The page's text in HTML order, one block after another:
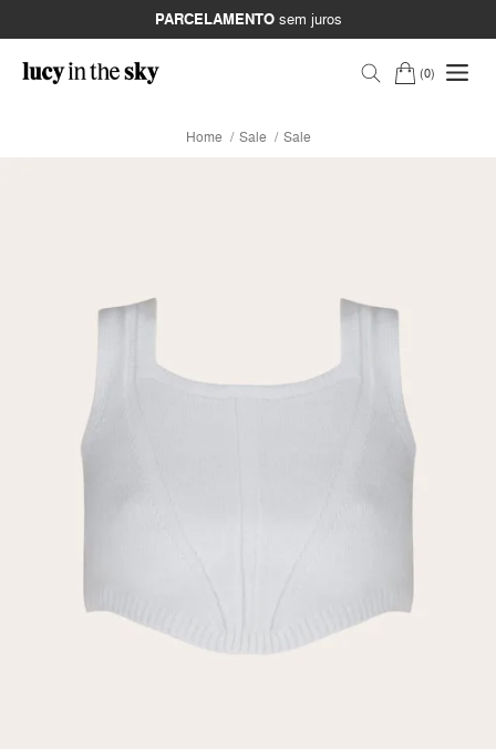
PARCELAMENTOsem juros
0
Home Sale Sale